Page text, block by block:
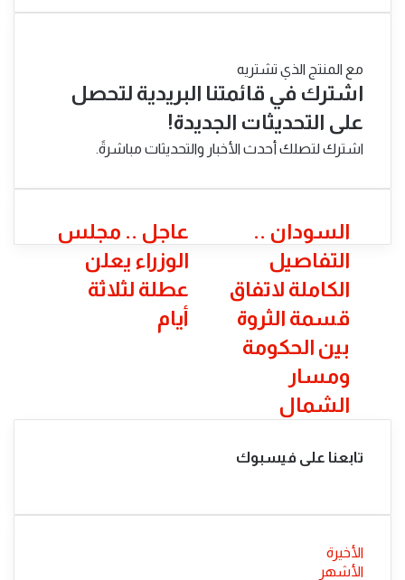
مع المنتج الذي تشتريه
اشترك في قائمتنا البريدية لتحصل
على التحديثات الجديدة!
اشترك لتصلك أحدث الأخبار والتحديثات مباشرةً.
عاجل
..
مجلس
الوزراء
يعلن
عطلة
عاجل .. مجلس
الوزراء يعلن
عطلة لثلاثة
أيام
السودان
..
التفاصيل
الكاملة
لاتفاق
قسمة
بين
الحكومة
ومسار
الشمال
السودان ..
التفاصيل
الكاملة لاتفاق
قسمة الثروة
بين الحكومة
ومسار
الشمال
تابعنا على فيسبوك
الأخيرة
الأشهر